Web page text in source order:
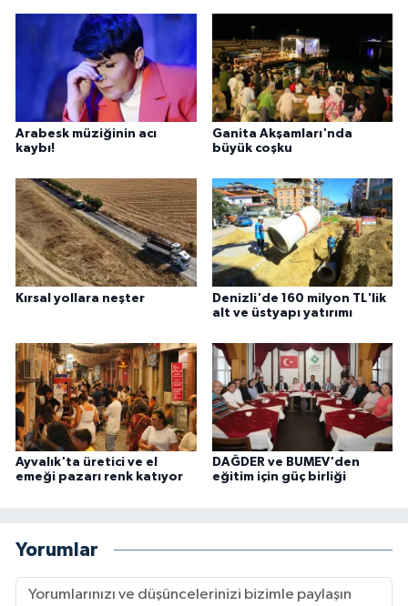
Arabesk müziğinin acı
kaybı!
Ganita Akşamları'nda
büyük coşku
Kırsal yollara neşter
Denizli'de 160 milyon TL'lik
alt ve üstyapı yatırımı
Ayvalık'ta üretici ve el
emeği pazarı renk katıyor
DAĞDER ve BUMEV'den
eğitim için güç birliği
Yorumlar